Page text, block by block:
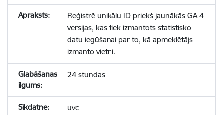
Reģistrē unikālu ID priekš jaunākās GA 4
versijas, kas tiek izmantots statistisko
datu iegūšanai par to, kā apmeklētājs
izmanto vietni.
24 stundas
uvc